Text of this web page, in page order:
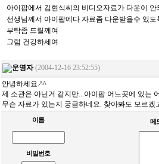
아이팝에서 김현식씨의 비디오자료가 다운이 안
선생님께서 아이팝에다 자료좀 다운받을수 있
부탁좀 드릴께여
그럼 건강하세여
운영자 (2004-12-16 23:52:55)
안녕하세요.^^
제 소관은 아닌거 같지만...아이팝 어느곳에 있는
무슨 자료가 있는지 궁금하네요. 찾아봐도 모르겠
이름 메
비밀번호